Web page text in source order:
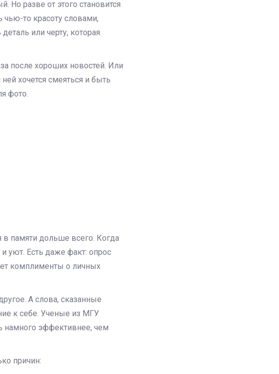
разве от этого становится
чью-то красоту словами,
или черту, которая
после хороших новостей. Или
хочется смеяться и быть
фото.
в памяти дольше всего. Когда
уют. Есть даже факт: опрос
комплименты о личных
А слова, сказанные
к себе. Ученые из МГУ
намного эффективнее, чем
причин: